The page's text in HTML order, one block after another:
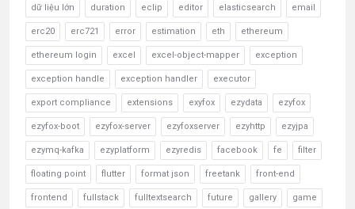
dữ liệu lớn duration eclip editor elasticsearch email
erc20 erc721 error estimation eth ethereum
ethereum login excel excel-object-mapper exception
exception handle exception handler executor
export compliance extensions exyfox ezydata ezyfox
ezyfox-boot ezyfox-server ezyfoxserver ezyhttp ezyjpa
ezymq-kafka ezyplatform ezyredis facebook fe filter
floating point flutter format json freetank front-end
frontend fullstack fulltextsearch future gallery game